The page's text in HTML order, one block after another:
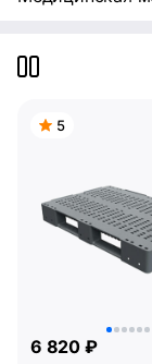
5
6 820 ₽